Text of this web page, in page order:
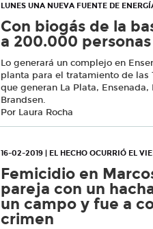
LUNES UNA NUEVA FUENTE DE
Con biogás de la
a 200.000
Lo generará un complejo en
planta para el tratamiento de las
que generan La Plata,
Brandsen.
Por Laura Rocha
16-02-2019 | EL HECHO OCURRIÓ EL
Femicidio en
pareja con un
un campo y fue a
crimen